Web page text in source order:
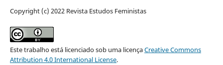
Copyright (c) 2022 Revista Estudos Feministas
Este trabalho está licenciado sob uma licençaCreative Commons
Attribution 4.0 International License.